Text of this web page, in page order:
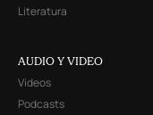
Literatura
AUDIO Y VIDEO
Videos
Podcasts